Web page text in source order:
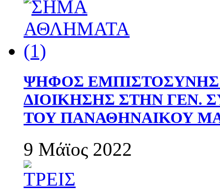
ΨΗΦΟΣ
ΔΙΟΙΚΗΣΗΣ ΣΤΗΝ ΓΕΝ.
ΤΟΥ ΠΑΝΑΘΗΝΑΙΚΟΥ
9 Μάϊος 2022